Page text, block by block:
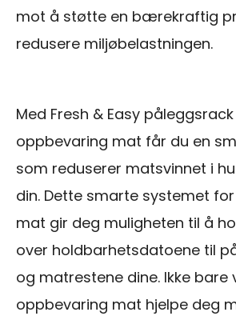
mot å støtte en bærekraftig
redusere miljøbelastningen.
Med Fresh & Easy
oppbevaring mat får du en
som reduserer matsvinnet i
din. Dette smarte systemet
mat gir deg muligheten til å
over holdbarhetsdatoene til
og matrestene dine. Ikke bare
oppbevaring mat hjelpe deg